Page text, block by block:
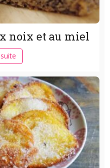
noix et au miel